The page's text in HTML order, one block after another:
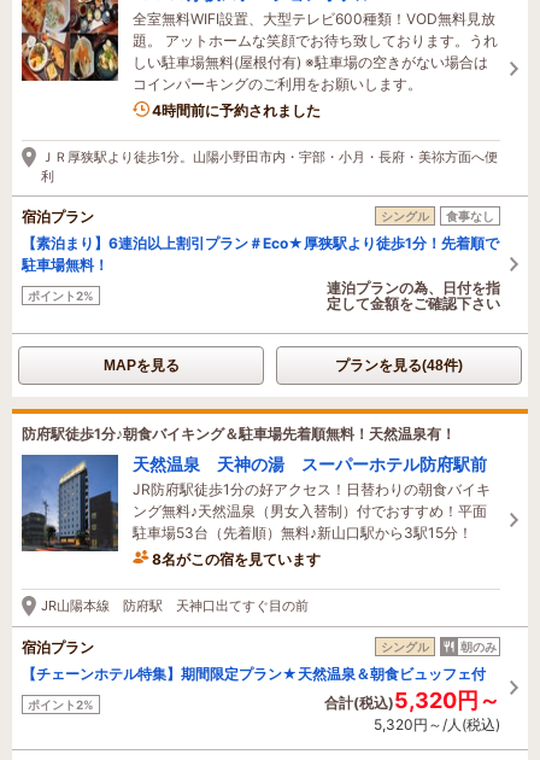
全室無料WIFI設置、大型テレビ600種類！VOD無料見放
題。 アットホームな笑顔でお待ち致しております。うれ
しい駐車場無料(屋根付有) ※駐車場の空きがない場合は
コインパーキングのご利用をお願いします。
4時間前に予約されました
ＪＲ厚狭駅より徒歩1分。山陽小野田市内・宇部・小月・長府・美祢方面へ便
利
宿泊プラン シングル 食事なし
【素泊まり】6連泊以上割引プラン＃Eco★厚狭駅より徒歩1分！先着順で
駐車場無料！
ポイント2%
連泊プランの為、日付を指
定して金額をご確認下さい
MAPを見る プランを見る(48件)
防府駅徒歩1分♪朝食バイキング＆駐車場先着順無料！天然温泉有！
天然温泉 天神の湯 スーパーホテル防府駅前
JR防府駅徒歩1分の好アクセス！日替わりの朝食バイキ
ング無料♪天然温泉（男女入替制）付でおすすめ！平面
駐車場53台（先着順）無料♪新山口駅から3駅15分！
8名がこの宿を見ています
10分前に予約されました
JR山陽本線 防府駅 天神口出てすぐ目の前
宿泊プラン シングル 朝のみ
【チェーンホテル特集】期間限定プラン★天然温泉＆朝食ビュッフェ付
ポイント2% 合計(税込)5,320円～
5,320円～/人(税込)